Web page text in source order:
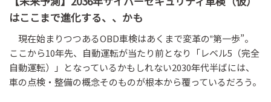
はここまで進化する、、かも
現在始まりつつあるOBD車検はあくまで変革の‟第一歩”。
ここから10年先、自動運転が当たり前となり「レベル5（完全
自動運転）」となっているかもしれない2030年代半ばには、
車の点検・整備の概念そのものが根本から覆っているだろう。